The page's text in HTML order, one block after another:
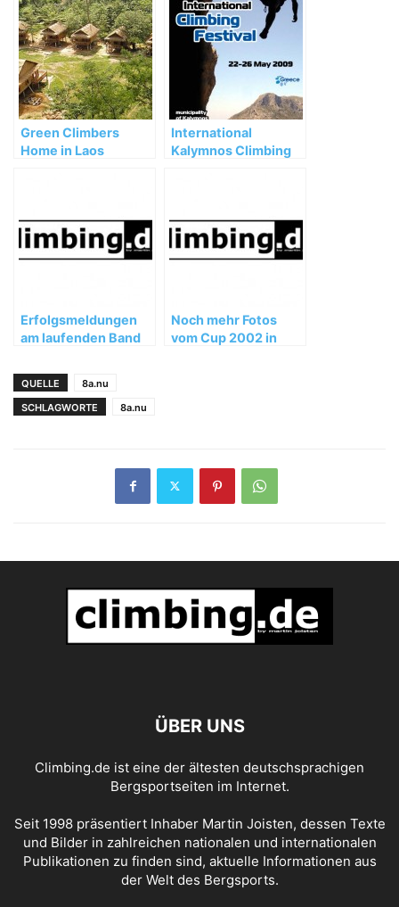
Green Climbers
Home in Laos
International
Kalymnos Climbing
Erfolgsmeldungen
am laufenden Band
Noch mehr Fotos
vom Cup 2002 in
QUELLE
8a.nu
SCHLAGWORTE
8a.nu
ÜBER UNS
Climbing.de ist eine der ältesten deutschsprachigen
Bergsportseiten im Internet.
Seit 1998 präsentiert Inhaber Martin Joisten, dessen Texte
und Bilder in zahlreichen nationalen und internationalen
Publikationen zu finden sind, aktuelle Informationen aus
der Welt des Bergsports.